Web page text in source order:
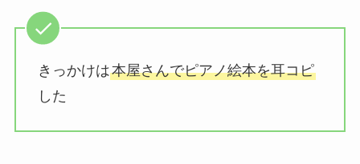
きっかけは本屋さんでピアノ絵本を耳コピ
した